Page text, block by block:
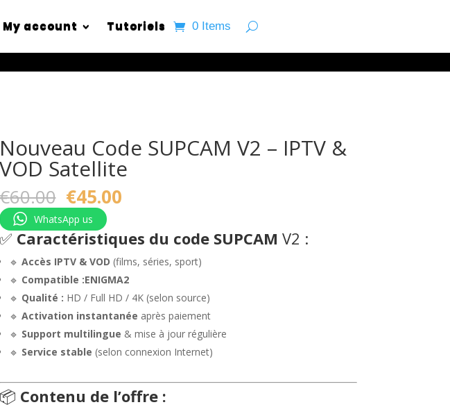
My account Tutoriels 0 Items
Nouveau Code SUPCAM V2 – IPTV &
VOD Satellite
60.00 Original
price
was:
€60.00.
€45.00Current
€45.00.
WhatsApp us
✅ Caractéristiques du code SUPCAM V2 :
🔹 Accès IPTV & VOD (films, séries, sport)
🔹 Compatible :ENIGMA2
🔹 Qualité : HD / Full HD / 4K (selon source)
🔹 Activation instantanée après paiement
🔹 Support multilingue & mise à jour régulière
🔹 Service stable (selon connexion Internet)
📦 Contenu de l’offre :